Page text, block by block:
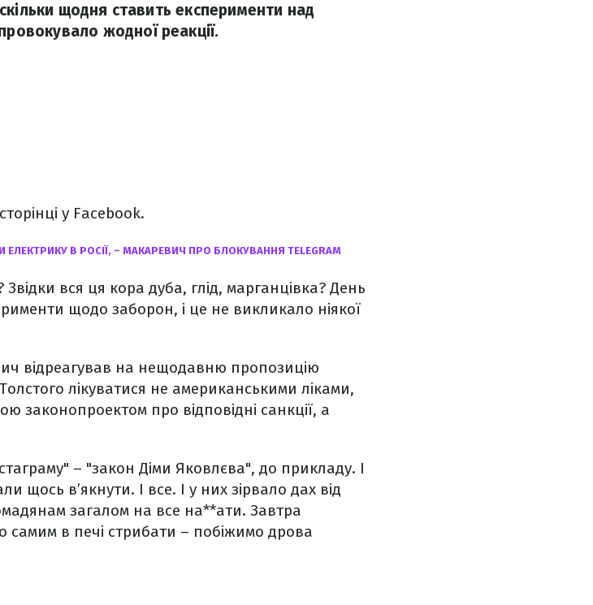
щодня ставить експерименти над
жодної реакції.
у Facebook.
В РОСІЇ, – МАКАРЕВИЧ ПРО БЛОКУВАННЯ TELEGRAM
Звідки вся ця кора дуба, глід, марганцівка? День
щодо заборон, і це не викликало ніякої
відреагував на нещодавню пропозицію
лікуватися не американськими ліками,
законопроектом про відповідні санкції, а
– "закон Діми Яковлєва", до прикладу. І
щось в’якнути. І все. І у них зірвало дах від
загалом на все на**ати. Завтра
в печі стрибати – побіжимо дрова